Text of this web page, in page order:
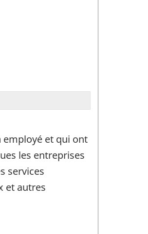
et qui ont
les entreprises
services
et autres